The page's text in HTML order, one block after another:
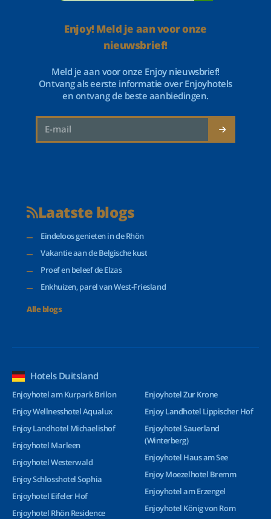
Enjoy! Meld je aan voor onze
nieuwsbrief!
Meld je aan voor onze Enjoy nieuwsbrief!
Ontvang als eerste informatie over Enjoyhotels
en ontvang de beste aanbiedingen.
Laatste blogs
Eindeloos genieten in de Rhön
Vakantie aan de Belgische kust
Proef en beleef de Elzas
Enkhuizen, parel van West-Friesland
Alle blogs
Hotels Duitsland
Enjoyhotel am Kurpark Brilon
Enjoy Wellnesshotel Aqualux
Enjoy Landhotel Michaelishof
Enjoyhotel Marleen
Enjoyhotel Westerwald
Enjoy Schlosshotel Sophia
Enjoyhotel Eifeler Hof
Enjoyhotel Rhön Residence
Enjoyhotel Zur Krone
Enjoy Landhotel Lippischer Hof
Enjoyhotel Sauerland
(Winterberg)
Enjoyhotel Haus am See
Enjoy Moezelhotel Bremm
Enjoyhotel am Erzengel
Enjoyhotel König von Rom